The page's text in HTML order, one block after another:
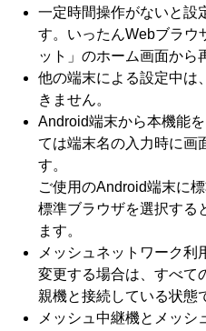
一定時間操作がないと設
す。いったんWebブラウ
ット」のホーム画面から
他の端末による設定中は
きません。
Android端末から本機能
ては端末名の入力時に画
す。
ご使用のAndroid端末に
標準ブラウザを選択する
ます。
メッシュネットワーク利
変更する場合は、すべて
親機と接続している状態
メッシュ中継機とメッシ